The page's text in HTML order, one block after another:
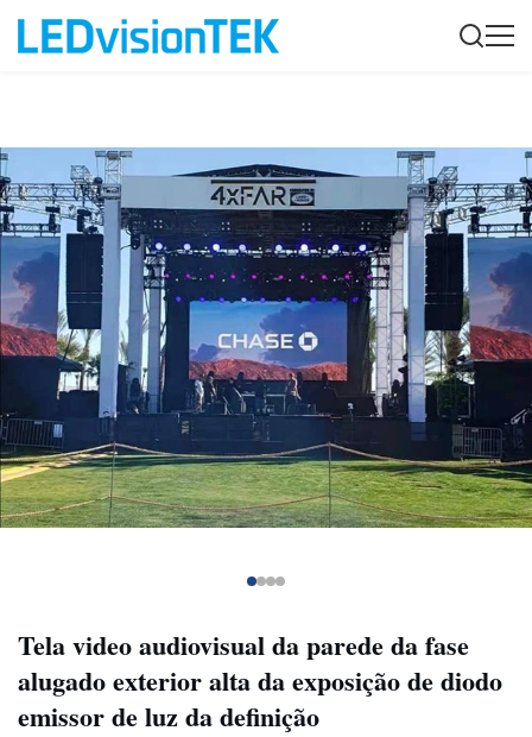
Tela video audiovisual da parede da fase
alugado exterior alta da exposição de diodo
emissor de luz da definição